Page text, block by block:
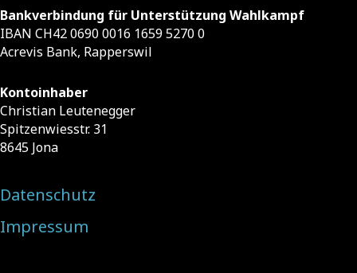
Bankverbindung für Unterstützung Wahlkampf
IBAN CH42 0690 0016 1659 5270 0
Acrevis Bank, Rapperswil
Kontoinhaber
Christian Leutenegger
Spitzenwiesstr. 31
8645 Jona
Datenschutz
Impressum